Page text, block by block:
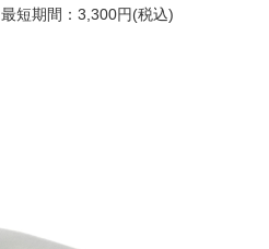
最短期間：3,300円(税込)